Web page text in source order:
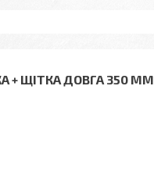
+ ЩІТКА ДОВГА 350 ММ